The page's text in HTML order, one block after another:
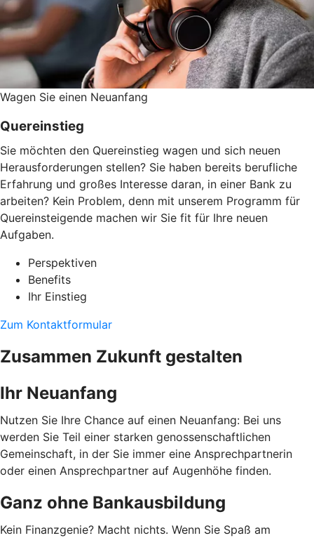
Wagen Sie einen Neuanfang
Quereinstieg
Sie möchten den Quereinstieg wagen und sich neuen
Herausforderungen stellen? Sie haben bereits berufliche
Erfahrung und großes Interesse daran, in einer Bank zu
arbeiten? Kein Problem, denn mit unserem Programm für
Quereinsteigende machen wir Sie fit für Ihre neuen
Aufgaben.
Perspektiven
Benefits
Ihr Einstieg
Zum Kontaktformular
Zusammen Zukunft gestalten
Ihr Neuanfang
Nutzen Sie Ihre Chance auf einen Neuanfang: Bei uns
werden Sie Teil einer starken genossenschaftlichen
Gemeinschaft, in der Sie immer eine Ansprechpartnerin
oder einen Ansprechpartner auf Augenhöhe finden.
Ganz ohne Bankausbildung
Kein Finanzgenie? Macht nichts. Wenn Sie Spaß am